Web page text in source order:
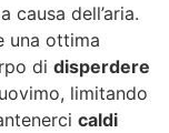
causa dell’aria.
una ottima
di disperdere
limitando
caldi